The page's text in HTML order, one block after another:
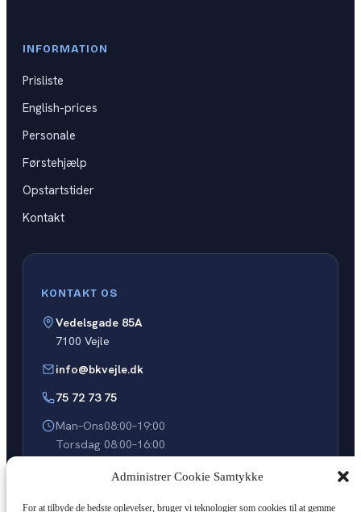
Administrer Cookie Samtykke
For at tilbyde de bedste oplevelser, bruger vi teknologier som cookies til at gemme
Spørgsmål til praktisk prøve
Videoguides til køreprøven
INFORMATION
Prisliste
English-prices
Personale
Førstehjælp
Opstartstider
Kontakt
KONTAKT OS
Vedelsgade 85A
7100 Vejle
info@bkvejle.dk
75 72 73 75
Man–Ons08:00–19:00
Torsdag 08:00–16:00
Tilmeld dig kørekort